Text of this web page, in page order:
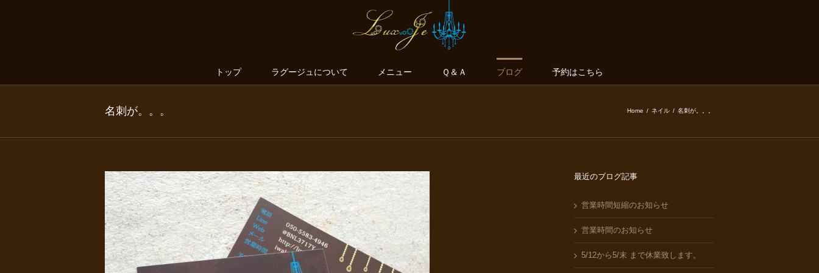
トップ ラグージュについて メニュー Ｑ＆Ａ ブログ 予約はこちら
名刺が。。。 Home / ネイル / 名刺が。。。
最近のブログ記事
営業時間短縮のお知らせ
営業時間のお知らせ
5/12から5/末 まで休業致します。